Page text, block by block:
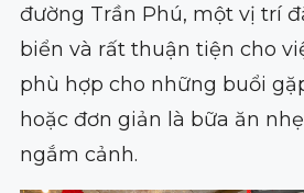
đường Trần Phú, một vị trí
biển và rất thuận tiện cho
phù hợp cho những buổi
hoặc đơn giản là bữa ăn
ngắm cảnh.